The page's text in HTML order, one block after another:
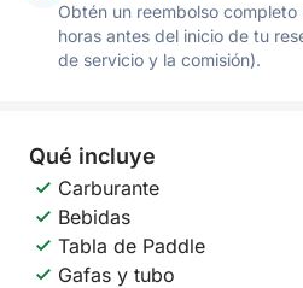
Obtén un reembolso
horas antes del inicio de tu
de servicio y la comisión).
Qué incluye
Carburante
Bebidas
Tabla de Paddle
Gafas y tubo